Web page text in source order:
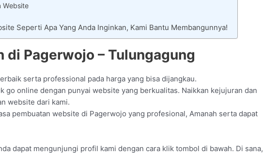
Website
Seperti Apa Yang Anda Inginkan, Kami Bantu Membangunnya!
di Pagerwojo – Tulungagung
serta professional pada harga yang bisa dijangkau.
go online dengan punyai website yang berkualitas. Naikkan kejujuran dan
website dari kami.
pembuatan website di Pagerwojo yang profesional, Amanah serta dapat
dapat mengunjungi profil kami dengan cara klik tombol di bawah. Di sana,